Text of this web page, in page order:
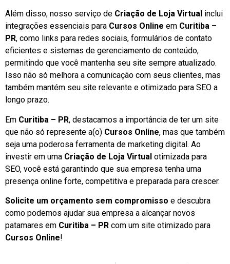
Além disso, nosso serviço de Criação de Loja Virtual inclui
integrações essenciais para Cursos Online em Curitiba –
PR, como links para redes sociais, formulários de contato
eficientes e sistemas de gerenciamento de conteúdo,
permitindo que você mantenha seu site sempre atualizado.
Isso não só melhora a comunicação com seus clientes, mas
também mantém seu site relevante e otimizado para SEO a
longo prazo.
Em Curitiba – PR, destacamos a importância de ter um site
que não só represente a(o) Cursos Online, mas que também
seja uma poderosa ferramenta de marketing digital. Ao
investir em uma Criação de Loja Virtual otimizada para
SEO, você está garantindo que sua empresa tenha uma
presença online forte, competitiva e preparada para crescer.
Solicite um orçamento sem compromisso e descubra
como podemos ajudar sua empresa a alcançar novos
patamares em Curitiba – PR com um site otimizado para
Cursos Online!